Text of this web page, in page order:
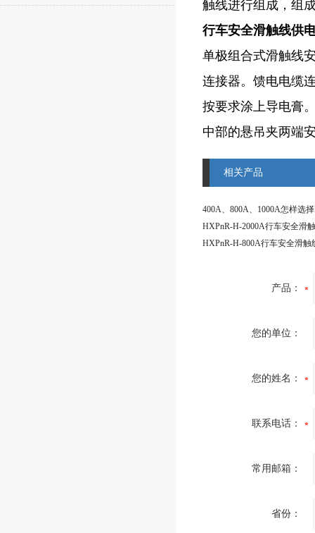
触线进行组成，组
行车安全滑触线供
单极组合式滑触线
连接器。馈电电缆
按要求涂上导电膏
中部的悬吊夹两端
相关产品
产品：
您的单位：
您的姓名：
联系电话：
常用邮箱：
省份：